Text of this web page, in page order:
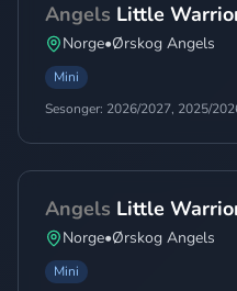
Angels Little
Norge•Ørskog Angels
Mini
Sesonger: 2026/2027, 2025/
Angels Little
Norge•Ørskog Angels
Mini